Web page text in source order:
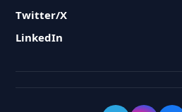
Twitter/X
LinkedIn